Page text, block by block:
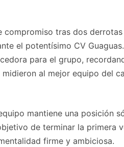
tras dos
el potentísimo CV
para el grupo,
al mejor equipo del
mantiene una
de terminar la primera
firme y ambiciosa.